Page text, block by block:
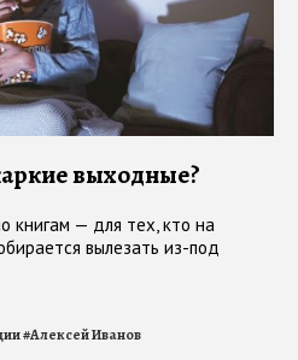
выходные?
книгам — для тех, кто на
вылезать из-под
#Алексей Иванов